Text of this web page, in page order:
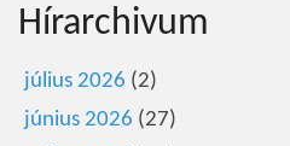
Hírarchivum
július 2026 (2)
június 2026 (27)